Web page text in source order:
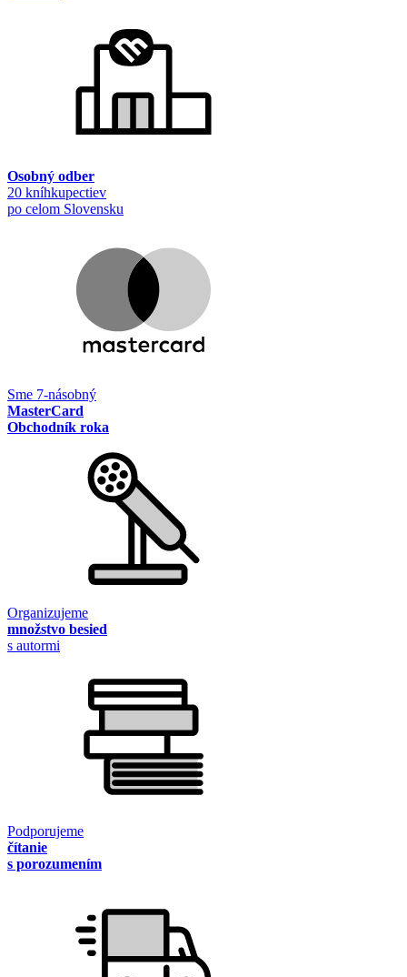
Osobný odber
20 kníhkupectiev
po celom Slovensku
Sme 7-násobný
MasterCard
Obchodník roka
Organizujeme
množstvo besied
s autormi
Podporujeme
čítanie
s porozumením